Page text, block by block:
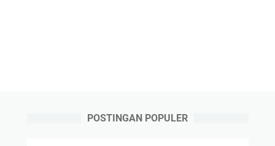
POSTINGAN POPULER